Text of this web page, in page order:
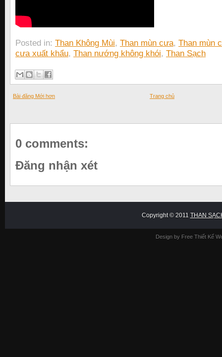
Posted in: Than Không Mùi, Than mùn cưa, Than mùn
cưa xuất khẩu, Than nướng không khói, Than Sạch
Bài đăng Mới hơn Trang chủ
0 comments:
Đăng nhận xét
Copyright © 2011 THAN
Design by Free Thiết Kế